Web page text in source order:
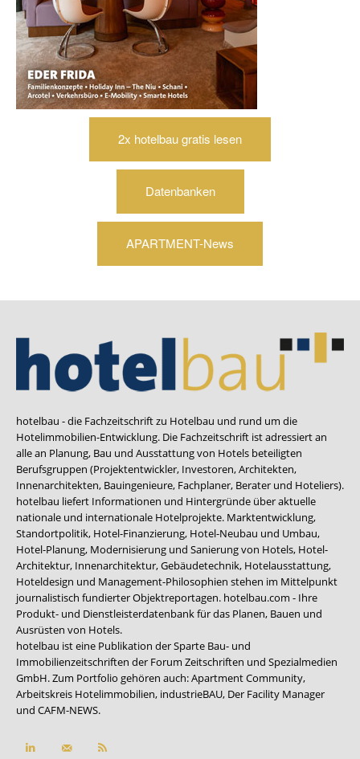
2x hotelbau gratis lesen
Datenbanken
APARTMENT-News
hotelbau - die Fachzeitschrift zu Hotelbau und rund um die
Hotelimmobilien-Entwicklung. Die Fachzeitschrift ist adressiert an
alle an Planung, Bau und Ausstattung von Hotels beteiligten
Berufsgruppen (Projektentwickler, Investoren, Architekten,
Innenarchitekten, Bauingenieure, Fachplaner, Berater und Hoteliers).
hotelbau liefert Informationen und Hintergründe über aktuelle
nationale und internationale Hotelprojekte. Marktentwicklung,
Standortpolitik, Hotel-Finanzierung, Hotel-Neubau und Umbau,
Hotel-Planung, Modernisierung und Sanierung von Hotels, Hotel-
Architektur, Innenarchitektur, Gebäudetechnik, Hotelausstattung,
Hoteldesign und Management-Philosophien stehen im Mittelpunkt
journalistisch fundierter Objektreportagen. hotelbau.com - Ihre
Produkt- und Dienstleisterdatenbank für das Planen, Bauen und
Ausrüsten von Hotels.
hotelbau ist eine Publikation der Sparte Bau- und
Immobilienzeitschriften der Forum Zeitschriften und Spezialmedien
GmbH. Zum Portfolio gehören auch:Apartment Community,
Arbeitskreis Hotelimmobilien, industrieBAU, Der Facility Manager
und CAFM-NEWS.